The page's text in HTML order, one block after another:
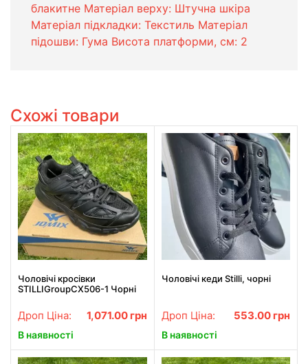
блакитне Матеріал верху: Штучна шкіра
Матеріал підкладки: Текстиль Матеріал
підошви: Гума Висота платформи, см: 2
Схожі товари
Чоловічі кросівки
STILLIGroupCX506-1 Чорні
Дроп Ціна: 1,071.00 грн
В наявності
Чоловічі кеди Stilli, чорні
Дроп Ціна: 553.00 грн
В наявності